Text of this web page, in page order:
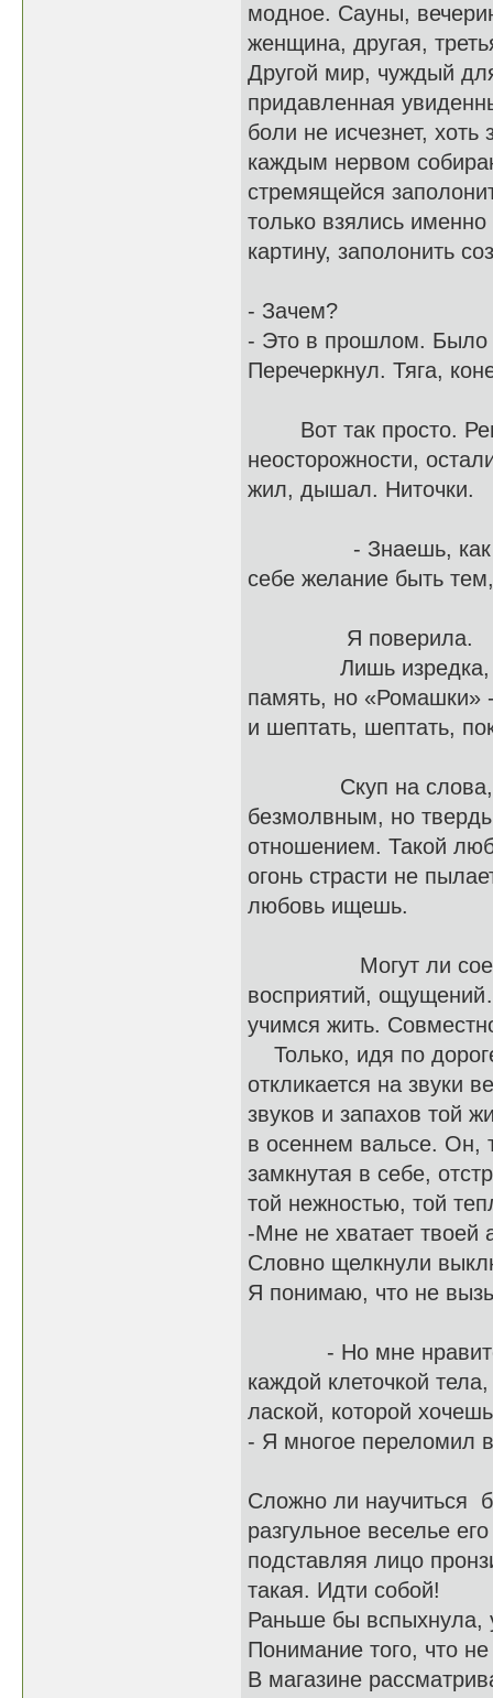
модное. Сауны,
женщина, другая,
Другой мир, чуждый
придавленная
боли не исчезнет,
каждым нервом
стремящейся
только взялись
картину, заполонить
- Зачем?
- Это в прошлом. Было
Перечеркнул. Тяга,
Вот так просто.
неосторожности,
жил, дышал. Ниточки.
- Знаешь, как
себе желание быть
Я поверила.
Лишь изредка,
память, но «Ромашки»
и шептать, шептать,
Скуп на слова, на
безмолвным, но
отношением. Такой
огонь страсти не
любовь ищешь.
Могут ли
восприятий,
учимся жить.
Только, идя по
откликается на звуки
звуков и запахов той
в осеннем вальсе. Он,
замкнутая в себе,
той нежностью, той
-Мне не хватает твоей
Словно щелкнули
Я понимаю, что не
- Но мне нравится
каждой клеточкой
лаской, которой
- Я многое переломил
Сложно ли научиться
разгульное веселье
подставляя лицо
такая. Идти собой!
Раньше бы вспыхнула,
Понимание того, что
В магазине